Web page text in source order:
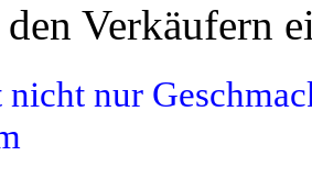
den Verkäufern
nur Geschma